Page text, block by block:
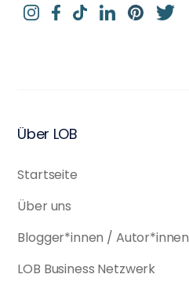
Über LOB
Startseite
Über uns
Blogger*innen / Autor*innen
LOB Business Netzwerk